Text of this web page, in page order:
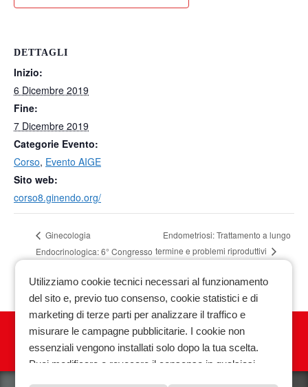
DETTAGLI
Inizio:
6 Dicembre 2019
Fine:
7 Dicembre 2019
Categorie Evento:
Corso, Evento AIGE
Sito web:
corso8.ginendo.org/
Ginecologia
Endocrinologica: 6° Congresso
Endometriosi: Trattamento a lungo
termine e problemi riproduttivi
Privacy policy|Cookie policy| |
Utilizziamo cookie tecnici necessari al funzionamento
del sito e, previo tuo consenso, cookie statistici e di
marketing di terze parti per analizzare il traffico e
misurare le campagne pubblicitarie. I cookie non
essenziali vengono installati solo dopo la tua scelta.
Puoi modificare o revocare il consenso in qualsiasi